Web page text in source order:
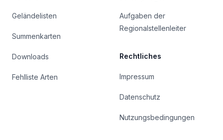
Geländelisten
Summenkarten
Downloads
Fehlliste Arten
Aufgaben der
Regionalstellenleiter
Rechtliches
Impressum
Datenschutz
Nutzungsbedingungen